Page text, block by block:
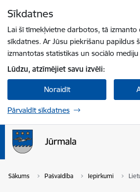
Sīkdatnes
Lai šī tīmekļvietne darbotos, tā izmanto
sīkdatnes. Ar Jūsu piekrišanu papildus
izmantotas statistikas un sociālo
Lūdzu, atzīmējiet savu izvēli:
Noraidīt
Pārvaldīt sīkdatnes
Sākums Pašvaldība Iepirkumi